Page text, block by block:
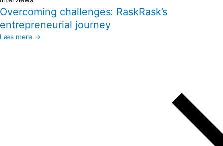
Overcoming challenges: RaskRask’s
entrepreneurial journey
Læs mere →